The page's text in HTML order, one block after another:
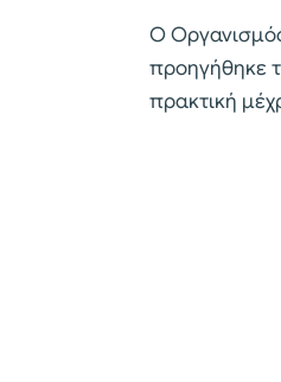
Ο
προηγήθηκε
πρακτική